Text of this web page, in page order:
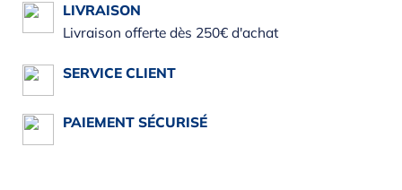
LIVRAISON
Livraison offerte dès 250€ d'achat
SERVICE CLIENT
PAIEMENT SÉCURISÉ